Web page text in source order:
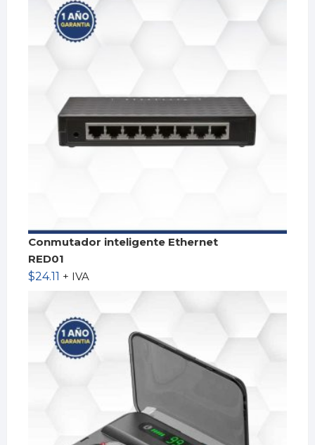
Conmutador inteligente Ethernet
RED01
$24.11 + IVA